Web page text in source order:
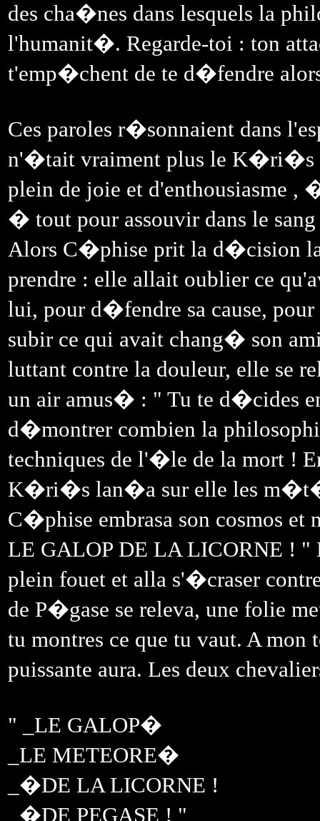
des cha�nes dans lesquels la
l'humanit�. Regarde-toi : ton
t'emp�chent de te d�fendre
Ces paroles r�sonnaient dans
n'�tait vraiment plus le K�ri�s
plein de joie et d'enthousiasme
� tout pour assouvir dans le sang
Alors C�phise prit la d�cision
prendre : elle allait oublier ce
lui, pour d�fendre sa cause,
subir ce qui avait chang� son
luttant contre la douleur, elle se
un air amus� : " Tu te d�cides
d�montrer combien la
techniques de l'�le de la mort !
K�ri�s lan�a sur elle les
C�phise embrasa son cosmos
LE GALOP DE LA LICORNE !
plein fouet et alla s'�craser
de P�gase se releva, une folie
tu montres ce que tu vaut. A
puissante aura. Les deux
" _LE GALOP�
_LE METEORE�
_�DE LA LICORNE !
_�DE PEGASE ! "